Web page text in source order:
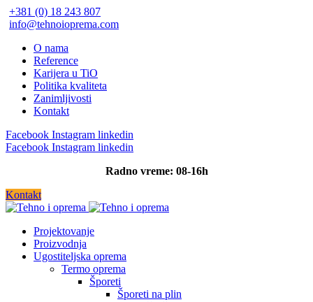
+381 (0) 18 243 807
info@tehnoioprema.com
O nama
Reference
Karijera u TiO
Politika kvaliteta
Zanimljivosti
Kontakt
Facebook Instagram linkedin
Facebook Instagram linkedin
Radno vreme: 08-16h
Kontakt
Projektovanje
Proizvodnja
Ugostiteljska oprema
Termo oprema
Šporeti
Šporeti na plin